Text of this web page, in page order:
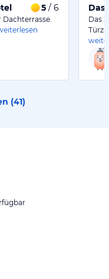
5 / 6 Das
Das
(41)